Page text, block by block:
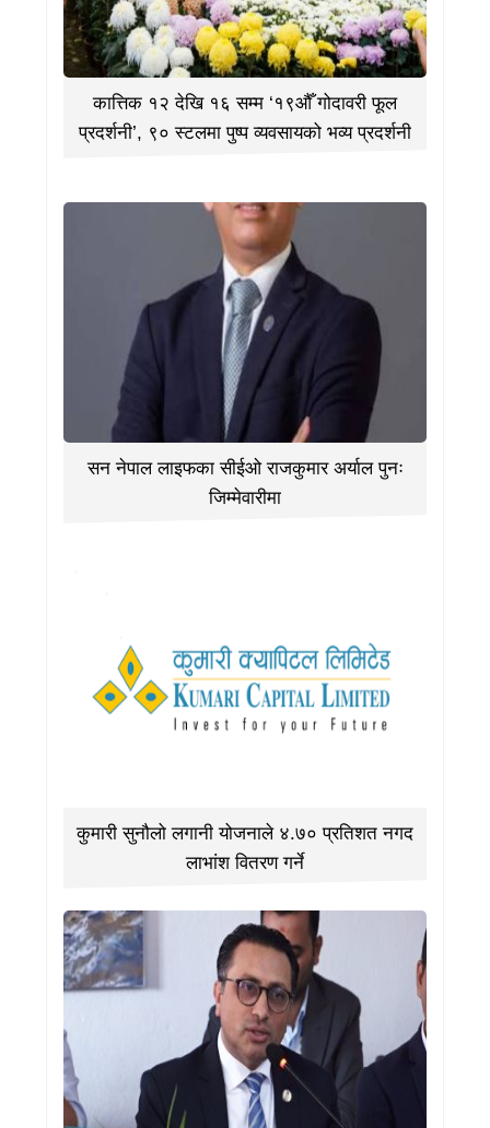
कात्तिक १२ देखि १६ सम्म ‘१९औँ गोदावरी फूल
प्रदर्शनी’, ९० स्टलमा पुष्प व्यवसायको भव्य प्रदर्शनी
सन नेपाल लाइफका सीईओ राजकुमार अर्याल पुनः
जिम्मेवारीमा
कुमारी सुनौलो लगानी योजनाले ४.७० प्रतिशत नगद
लाभांश वितरण गर्ने